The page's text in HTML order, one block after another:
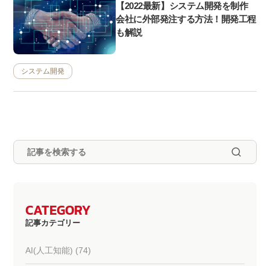
【2022最新】システム開発を制作
会社に外部発注する方法！開発工程
も解説
システム開発
CATEGORY
記事カテゴリー
AI(人工知能) (74)